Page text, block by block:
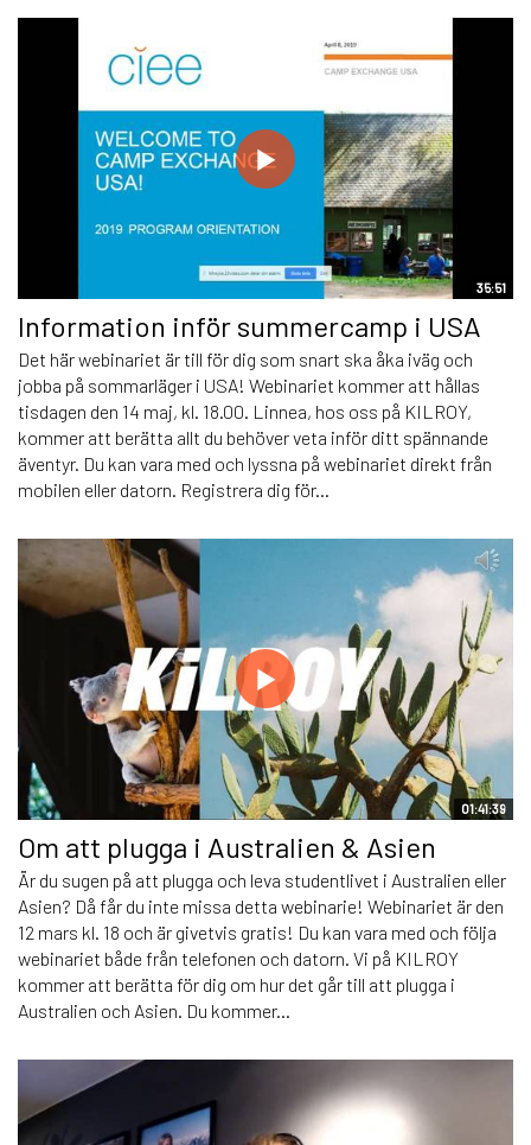
35:51
Information inför summercamp i USA
Det här webinariet är till för dig som snart ska åka iväg och
jobba på sommarläger i USA! Webinariet kommer att hållas
tisdagen den 14 maj, kl. 18.00. Linnea, hos oss på KILROY,
kommer att berätta allt du behöver veta inför ditt spännande
äventyr. Du kan vara med och lyssna på webinariet direkt från
mobilen eller datorn. Registrera dig för...
01:41:39
Om att plugga i Australien & Asien
Är du sugen på att plugga och leva studentlivet i Australien eller
Asien? Då får du inte missa detta webinarie! Webinariet är den
12 mars kl. 18 och är givetvis gratis! Du kan vara med och följa
webinariet både från telefonen och datorn. Vi på KILROY
kommer att berätta för dig om hur det går till att plugga i
Australien och Asien. Du kommer...